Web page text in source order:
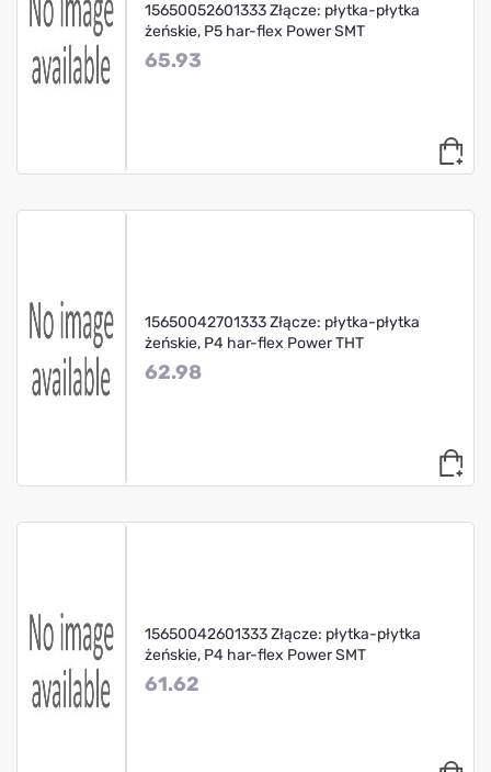
15650052601333 Złącze: płytka-płytka
żeńskie, P5 har-flex Power SMT
65.93
15650042701333 Złącze: płytka-płytka
żeńskie, P4 har-flex Power THT
62.98
15650042601333 Złącze: płytka-płytka
żeńskie, P4 har-flex Power SMT
61.62